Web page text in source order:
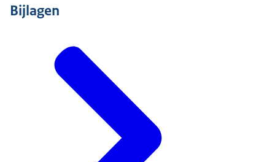
Bijlagen